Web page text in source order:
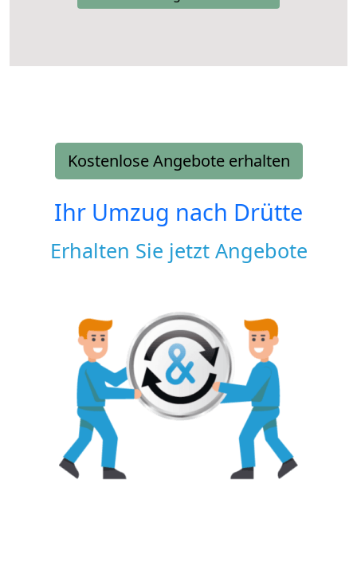
Kostenlose Angebote erhalten
Ihr Umzug nach Drütte
Erhalten Sie jetzt Angebote